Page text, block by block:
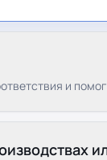
и